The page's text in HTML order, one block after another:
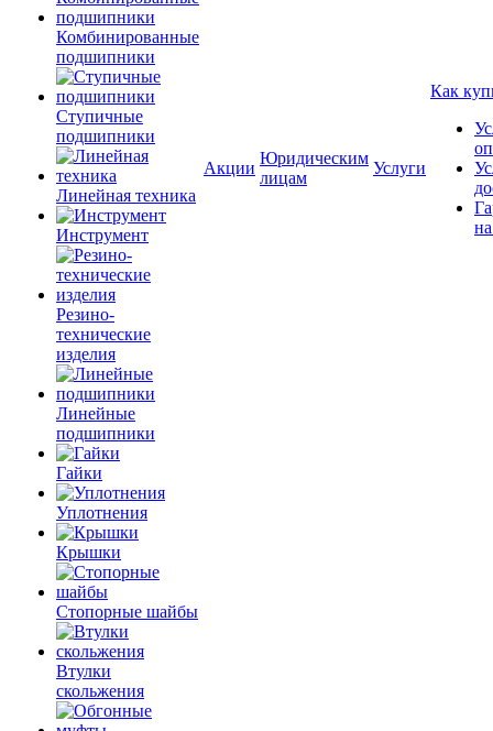
Комбинированные
подшипники
Ступичные
подшипники
Линейная техника
Инструмент
Резино-
технические
изделия
Линейные
подшипники
Гайки
Уплотнения
Крышки
Стопорные шайбы
Втулки
скольжения
Акции
Юридическим
лицам
Услуги
Как